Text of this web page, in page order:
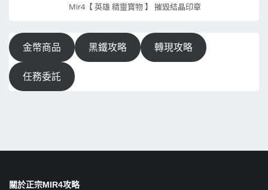
Mir4【 英雄 精靈寶物 】 摧毀結晶印章
金幣商品 黑鐵攻略 轉現攻略
任務委託
關於正宗MIR4攻略